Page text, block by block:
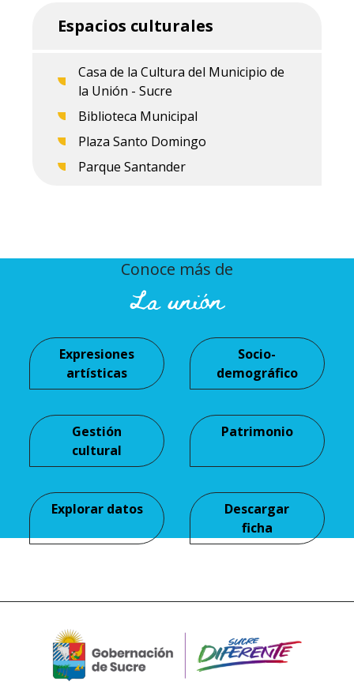
Espacios culturales
Casa de la Cultura del Municipio de
la Unión - Sucre
Biblioteca Municipal
Plaza Santo Domingo
Parque Santander
Conoce más de
La unión
Expresiones
artísticas
Socio-
demográfico
Gestión
cultural
Patrimonio
Explorar datos
Descargar
ficha